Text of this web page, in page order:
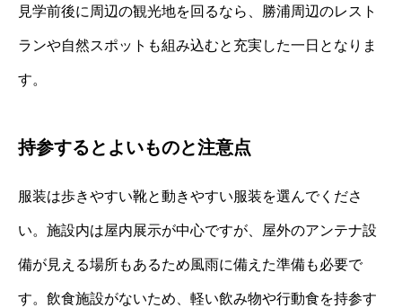
見学前後に周辺の観光地を回るなら、勝浦周辺のレスト
ランや自然スポットも組み込むと充実した一日となりま
す。
持参するとよいものと注意点
服装は歩きやすい靴と動きやすい服装を選んでくださ
い。施設内は屋内展示が中心ですが、屋外のアンテナ設
備が見える場所もあるため風雨に備えた準備も必要で
す。飲食施設がないため、軽い飲み物や行動食を持参す